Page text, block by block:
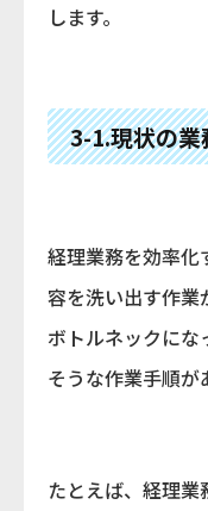
します。
3-1.現状の
経理業務を効率化
容を洗い出す作業
ボトルネックにな
そうな作業手順が
たとえば、経理業